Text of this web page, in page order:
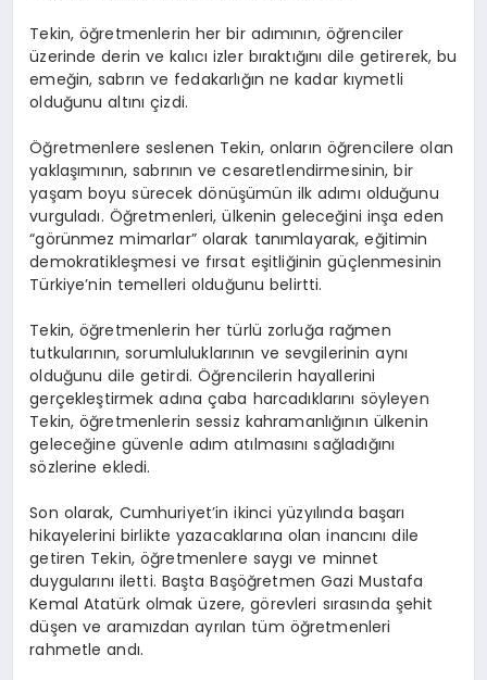
Tekin, öğretmenlerin her bir adımının, öğrenciler
üzerinde derin ve kalıcı izler bıraktığını dile getirerek, bu
emeğin, sabrın ve fedakarlığın ne kadar kıymetli
olduğunu altını çizdi.
Öğretmenlere seslenen Tekin, onların öğrencilere olan
yaklaşımının, sabrının ve cesaretlendirmesinin, bir
yaşam boyu sürecek dönüşümün ilk adımı olduğunu
vurguladı. Öğretmenleri, ülkenin geleceğini inşa eden
“görünmez mimarlar” olarak tanımlayarak, eğitimin
demokratikleşmesi ve fırsat eşitliğinin güçlenmesinin
Türkiye’nin temelleri olduğunu belirtti.
Tekin, öğretmenlerin her türlü zorluğa rağmen
tutkularının, sorumluluklarının ve sevgilerinin aynı
olduğunu dile getirdi. Öğrencilerin hayallerini
gerçekleştirmek adına çaba harcadıklarını söyleyen
Tekin, öğretmenlerin sessiz kahramanlığının ülkenin
geleceğine güvenle adım atılmasını sağladığını
sözlerine ekledi.
Son olarak, Cumhuriyet’in ikinci yüzyılında başarı
hikayelerini birlikte yazacaklarına olan inancını dile
getiren Tekin, öğretmenlere saygı ve minnet
duygularını iletti. Başta Başöğretmen Gazi Mustafa
Kemal Atatürk olmak üzere, görevleri sırasında şehit
düşen ve aramızdan ayrılan tüm öğretmenleri
rahmetle andı.